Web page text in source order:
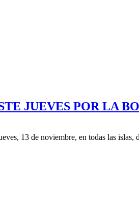
JUEVES POR LA
13 de noviembre, en todas las